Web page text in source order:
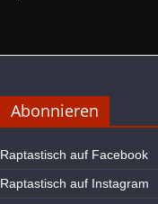
Abonnieren
Raptastisch auf Facebook
Raptastisch auf Instagram